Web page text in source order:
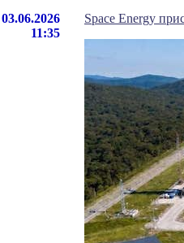
03.06.2026
11:35
Space Energy